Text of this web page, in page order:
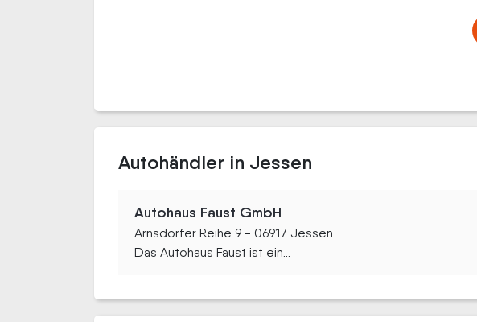
Autohändler in Jessen
Autohaus Faust GmbH
Arnsdorfer Reihe 9 - 06917 Jessen
Das Autohaus Faust ist ein...